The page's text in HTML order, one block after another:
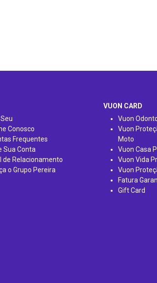
Conosco
Frequentes
Sua Conta
de Relacionamento
o Grupo Pereira
VUON CARD
Vuon
Vuon
Moto
Vuon Casa
Vuon Vida
Vuon
Fatura
Gift Card